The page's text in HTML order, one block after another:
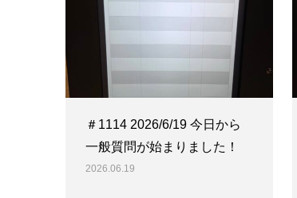
＃1114 2026/6/19 今日から
一般質問が始まりました！
2026.06.19